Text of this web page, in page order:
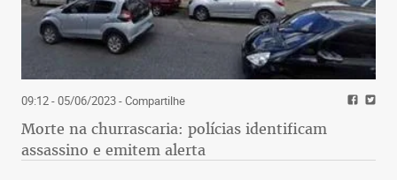
09:12 - 05/06/2023- Compartilhe
Morte na churrascaria: polícias identificam
assassino e emitem alerta